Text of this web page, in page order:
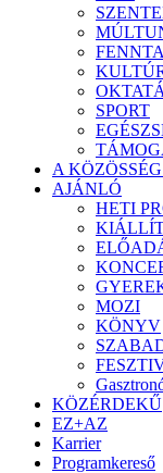
SPORT
A
AJÁNLÓ
HETI
MOZI
KÖNYV
KÖZÉRDEKŰ
EZ+AZ
Karrier
Programkereső